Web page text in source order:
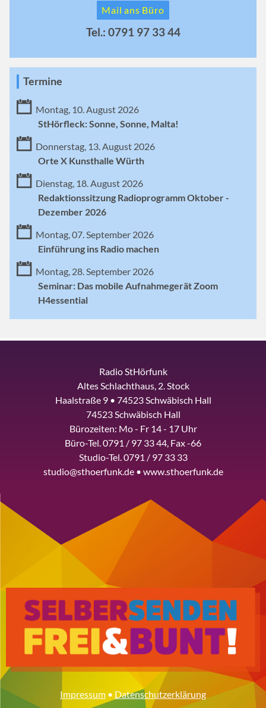
Mail ans Büro
Tel.: 0791 97 33 44
Termine
Montag, 10. August 2026
StHörfleck: Sonne, Sonne, Malta!
Donnerstag, 13. August 2026
Orte X Kunsthalle Würth
Dienstag, 18. August 2026
Redaktionssitzung Radioprogramm Oktober -
Dezember 2026
Montag, 07. September 2026
Einführung ins Radio machen
Montag, 28. September 2026
Seminar: Das mobile Aufnahmegerät Zoom
H4essential
Radio StHörfunk
Altes Schlachthaus, 2. Stock
Haalstraße 9 • 74523 Schwäbisch Hall
74523 Schwäbisch Hall
Bürozeiten: Mo - Fr 14 - 17 Uhr
Büro-Tel. 0791 / 97 33 44, Fax -66
Studio-Tel. 0791 / 97 33 33
studio@sthoerfunk.de • www.sthoerfunk.de
Impressum • Datenschutzerklärung